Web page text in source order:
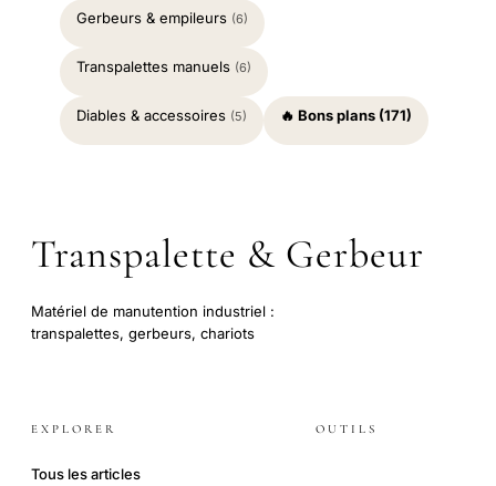
Gerbeurs & empileurs (6)
Transpalettes manuels (6)
Diables & accessoires (5) 🔥 Bons plans (171)
Transpalette & Gerbeur
Matériel de manutention industriel :
transpalettes, gerbeurs, chariots
EXPLORER
Tous les articles
OUTILS